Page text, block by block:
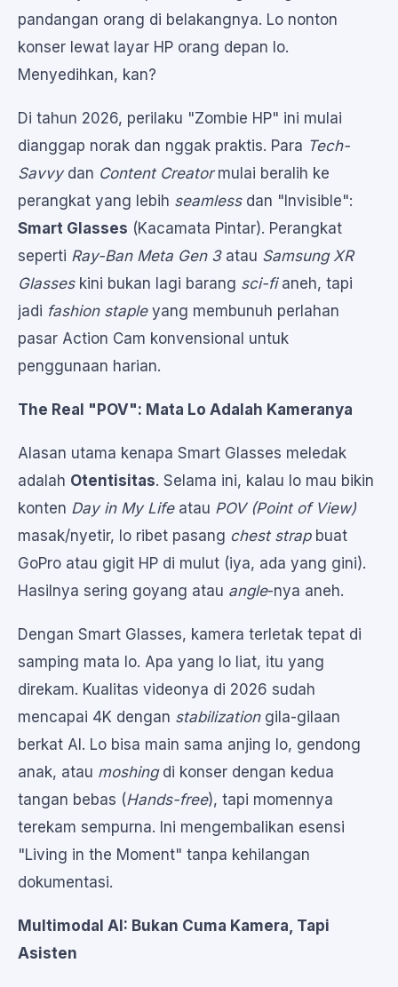
pandangan orang di belakangnya. Lo nonton
konser lewat layar HP orang depan lo.
Menyedihkan, kan?
Di tahun 2026, perilaku "Zombie HP" ini mulai
dianggap norak dan nggak praktis. Para Tech-
Savvydan Content Creatormulai beralih ke
perangkat yang lebih seamlessdan "Invisible":
Smart Glasses (Kacamata Pintar). Perangkat
seperti Ray-Ban Meta Gen 3atau Samsung XR
Glasseskini bukan lagi barang sci-fianeh, tapi
jadi fashion stapleyang membunuh perlahan
pasar Action Cam konvensional untuk
penggunaan harian.
The Real "POV": Mata Lo Adalah Kameranya
Alasan utama kenapa Smart Glasses meledak
adalah Otentisitas. Selama ini, kalau lo mau bikin
konten Day in My Lifeatau POV (Point of View)
masak/nyetir, lo ribet pasang chest strapbuat
GoPro atau gigit HP di mulut (iya, ada yang gini).
Hasilnya sering goyang atau angle-nya aneh.
Dengan Smart Glasses, kamera terletak tepat di
samping mata lo. Apa yang lo liat, itu yang
direkam. Kualitas videonya di 2026 sudah
mencapai 4K dengan stabilizationgila-gilaan
berkat AI. Lo bisa main sama anjing lo, gendong
anak, atau moshingdi konser dengan kedua
tangan bebas (Hands-free), tapi momennya
terekam sempurna. Ini mengembalikan esensi
"Living in the Moment" tanpa kehilangan
dokumentasi.
Multimodal AI: Bukan Cuma Kamera, Tapi
Asisten